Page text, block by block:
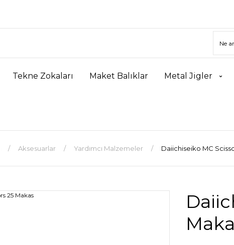
Tekne Zokaları Maket Balıklar Metal Jigler
Aksesuarlar Yardımcı Malzemeler Daiichiseiko MC